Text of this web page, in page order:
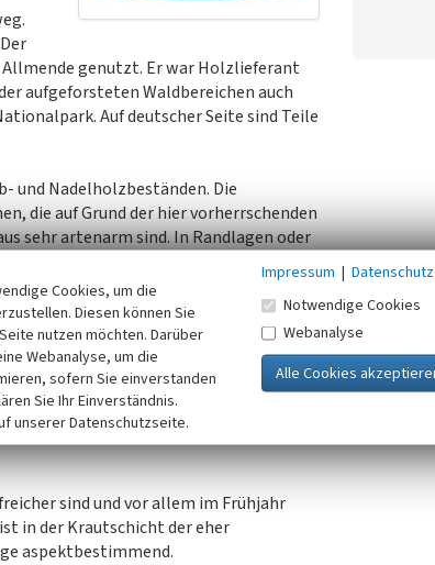
Allmende genutzt. Er war Holzlieferant
aufgeforsteten Waldbereichen auch
Auf deutscher Seite sind Teile
und Nadelholzbeständen. Die
die auf Grund der hier vorherrschenden
sehr artenarm sind. In Randlagen oder
dominiert. Bei den
Lärchen vor. Etwa ab Wildenrath
FFH-Gebiete „Schaagbachtal“ und
Wildenrath und Wegberg-
auf trockenen Standorten
Baches (incl. kleinerer
sind und vor allem im Frühjahr
in der Krautschicht der eher
aspektbestimmend.
Cookies, um die
Diesen können Sie
nutzen möchten. Darüber
Webanalyse, um die
sofern Sie einverstanden
Sie Ihr Einverständnis.
unserer Datenschutzseite.
Impressum | Datenschutz
Notwendige Cookies
Webanalyse